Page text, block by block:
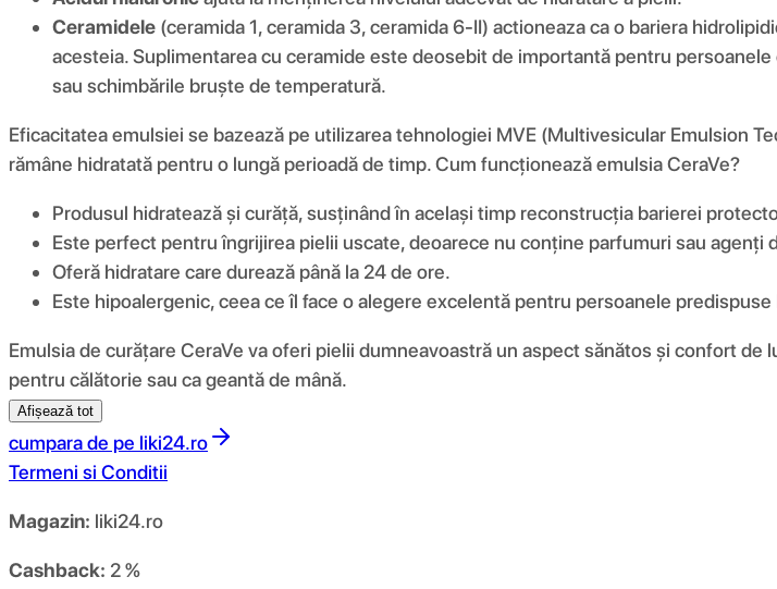
Ceramidele (ceramida 1, ceramida 3, ceramida 6-II) actioneaza ca o bariera
acesteia. Suplimentarea cu ceramide este deosebit de importantă pentru
sau schimbările bruște de temperatură.
Eficacitatea emulsiei se bazează pe utilizarea tehnologiei MVE (Multivesicular Emulsion
rămâne hidratată pentru o lungă perioadă de timp. Cum funcționează emulsia CeraVe?
Produsul hidratează și curăță, susținând în același timp reconstrucția barierei
Este perfect pentru îngrijirea pielii uscate, deoarece nu conține parfumuri sau agenți
Oferă hidratare care durează până la 24 de ore.
Este hipoalergenic, ceea ce îl face o alegere excelentă pentru persoanele
Emulsia de curățare CeraVe va oferi pielii dumneavoastră un aspect sănătos și confort
pentru călătorie sau ca geantă de mână.
Afișează tot
cumpara de pe liki24.ro
Termeni si Conditii
Magazin: liki24.ro
Cashback: 2 %